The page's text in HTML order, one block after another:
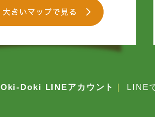
Oki-Doki LINEアカウント LINE